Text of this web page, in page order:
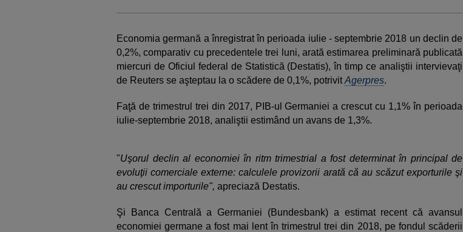
Economia germană a înregistrat în perioada iulie - septembrie 2018 un declin de
0,2%, comparativ cu precedentele trei luni, arată estimarea preliminară publicată
miercuri de Oficiul federal de Statistică (Destatis), în timp ce analiştii intervievaţi
de Reuters se aşteptau la o scădere de 0,1%, potrivitAgerpres.
Faţă de trimestrul trei din 2017, PIB-ul Germaniei a crescut cu 1,1% în perioada
iulie-septembrie 2018, analiştii estimând un avans de 1,3%.
"Uşorul declin al economiei în ritm trimestrial a fost determinat în principal de
evoluţii comerciale externe: calculele provizorii arată că au scăzut exporturile şi
au crescut importurile", apreciază Destatis.
Şi Banca Centrală a Germaniei (Bundesbank) a estimat recent că avansul
economiei germane a fost mai lent în trimestrul trei din 2018, pe fondul scăderii